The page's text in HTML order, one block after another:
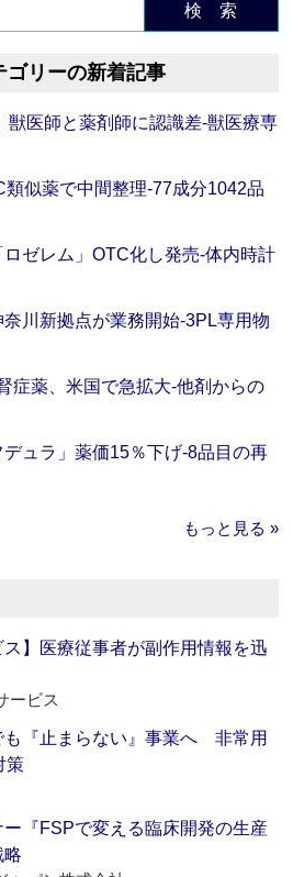
検 索
ゴリーの新着記事
獣医師と薬剤師に認識差‐獣医療専
類似薬で中間整理‐77成分1042品
ロゼレム」OTC化し発売‐体内時計
奈川新拠点が業務開始‐3PL専用物
症薬、米国で急拡大‐他剤からの
デュラ」薬価15％下げ‐8品目の再
もっと見る »
ス】医療従事者が副作用情報を迅
ービス
も『止まらない』事業へ 非常用
策
ー『FSPで変える臨床開発の生産
略